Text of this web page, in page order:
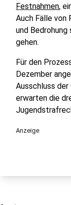
Festnahmen,
Auch Fälle von
und
gehen.
Für den
Dezember
Ausschluss
erwarten die
Anzeige